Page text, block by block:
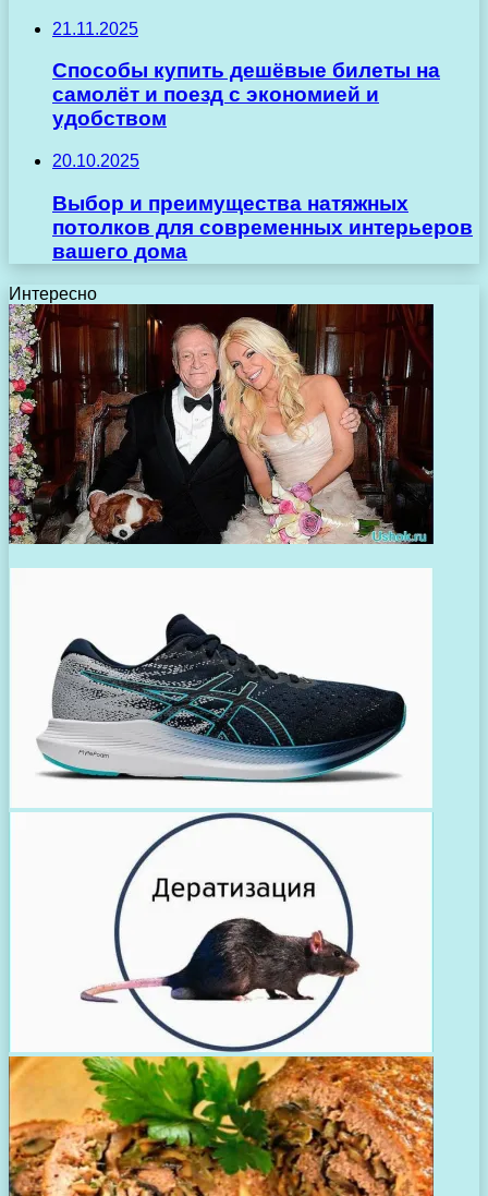
21.11.2025
Способы купить дешёвые билеты на
самолёт и поезд с экономией и
удобством
20.10.2025
Выбор и преимущества натяжных
потолков для современных интерьеров
вашего дома
Интересно